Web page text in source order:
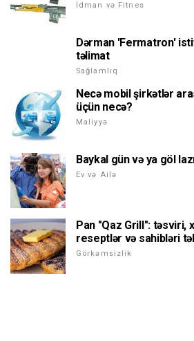
İdman və Fitnes
Dərman 'Fermatron'
təlimat
Sağlamlıq
Necə mobil şirkətlər
üçün necə?
Maliyyə
Baykal gün və ya göl
Ev və Ailə
Pan "Qaz Grill": təsviri,
reseptlər və sahibləri
Görkəmsizlik